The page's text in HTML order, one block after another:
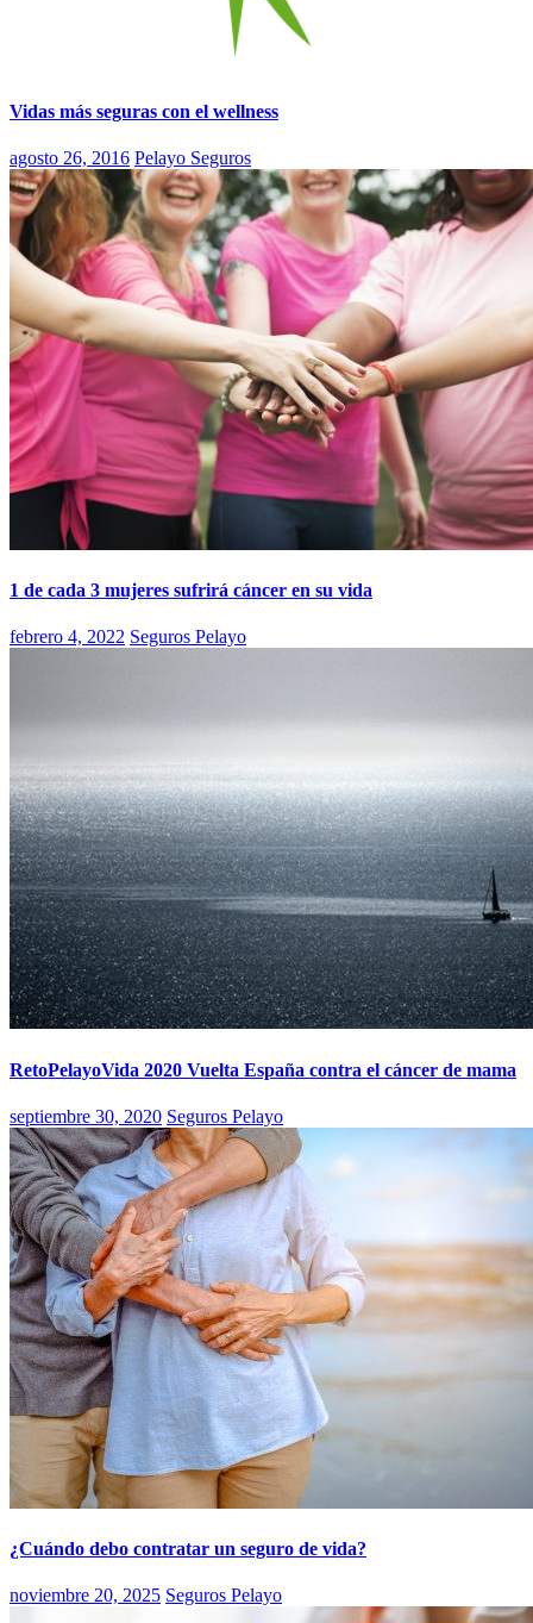
Vidas más seguras con el wellness
agosto 26, 2016 Pelayo Seguros
1 de cada 3 mujeres sufrirá cáncer en su vida
febrero 4, 2022 Seguros Pelayo
RetoPelayoVida 2020 Vuelta España contra el cáncer de mama
septiembre 30, 2020 Seguros Pelayo
¿Cuándo debo contratar un seguro de vida?
noviembre 20, 2025 Seguros Pelayo